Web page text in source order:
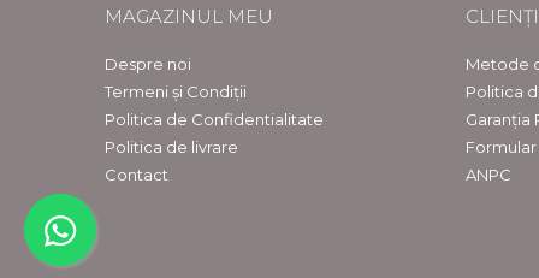
MAGAZINUL MEU
Despre noi
Termeni și Condiții
Politica de Confidentialitate
Politica de livrare
Contact
CLIENȚI
Metode
Politica
Garanția
ANPC